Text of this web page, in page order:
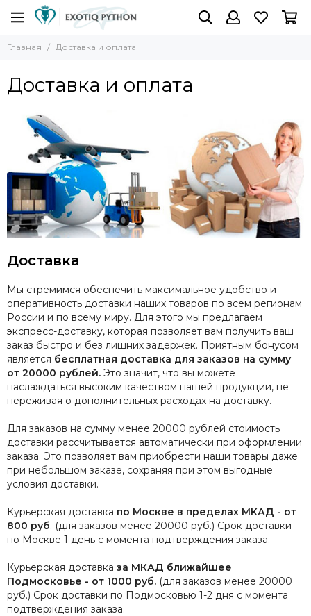
Главная Доставка и оплата
Доставка и оплата
Доставка
Мы стремимся обеспечить максимальное удобство и
оперативность доставки наших товаров по всем регионам
России и по всему миру. Для этого мы предлагаем
экспресс-доставку, которая позволяет вам получить ваш
заказ быстро и без лишних задержек. Приятным бонусом
является бесплатная доставка для заказов на сумму
от 20000 рублей. Это значит, что вы можете
наслаждаться высоким качеством нашей продукции, не
переживая о дополнительных расходах на доставку.
Для заказов на сумму менее 20000 рублей стоимость
доставки рассчитывается автоматически при оформлении
заказа. Это позволяет вам приобрести наши товары даже
при небольшом заказе, сохраняя при этом выгодные
условия доставки.
Курьерская доставка по Москве в пределах МКАД - от
800 руб. (для заказов менее 20000 руб.) Срок доставки
по Москве 1 день с момента подтверждения заказа.
Курьерская доставка за МКАД ближайшее
Подмосковье - от 1000 руб. (для заказов менее 20000
руб.) Срок доставки по Подмосковью 1-2 дня с момента
подтверждения заказа.